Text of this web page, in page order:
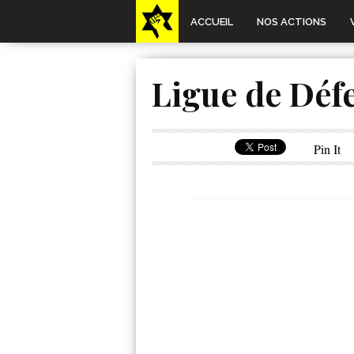
ACCUEIL NOS ACTIONS
Ligue de
Pin It